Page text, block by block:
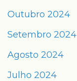
Outubro 2024
Setembro 2024
Agosto 2024
Julho 2024